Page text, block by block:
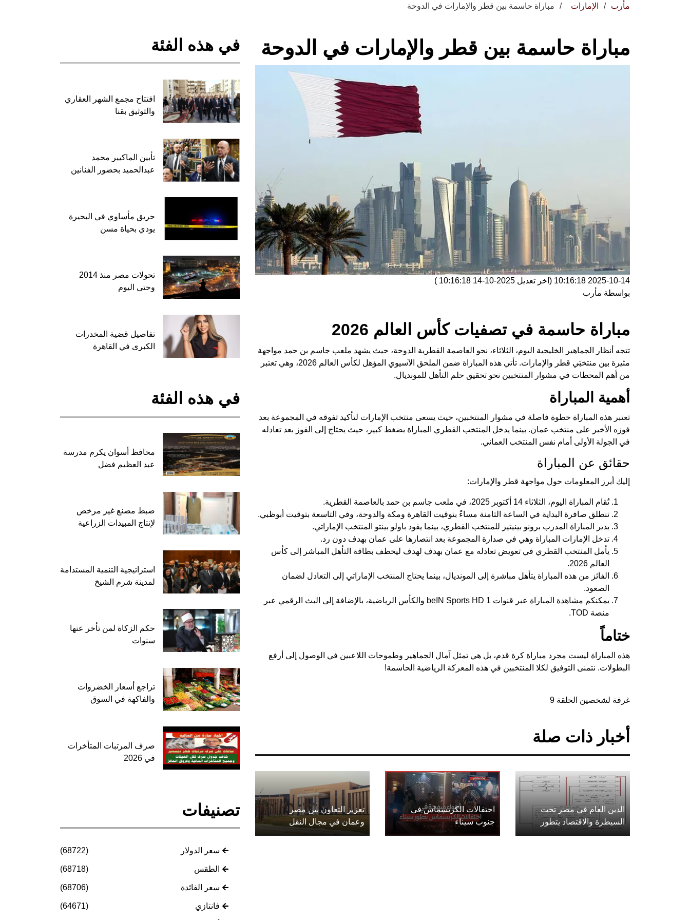
مأرب الإمارات مباراة حاسمة بين قطر والإمارات في الدوحة
مباراة حاسمة بين قطر والإمارات في الدوحة
2025-10-14 10:16:18 (اخر تعديل 2025-10-14 10:16:18
)
بواسطة مأرب
مباراة حاسمة في تصفيات كأس العالم 2026
تتجه أنظار الجماهير الخليجية اليوم، الثلاثاء، نحو العاصمة القطرية الدوحة، حيث يشهد ملعب جاسم بن حمد مواجهة
مثيرة بين منتخبَي قطر والإمارات. تأتي هذه المباراة ضمن الملحق الآسيوي المؤهل لكأس العالم 2026، وهي تعتبر
من أهم المحطات في مشوار المنتخبين نحو تحقيق حلم التأهل للمونديال.
أهمية المباراة
تعتبر هذه المباراة خطوة فاصلة في مشوار المنتخبين، حيث يسعى منتخب الإمارات لتأكيد تفوقه في المجموعة بعد
فوزه الأخير على منتخب عمان. بينما يدخل المنتخب القطري المباراة بضغط كبير، حيث يحتاج إلى الفوز بعد تعادله
في الجولة الأولى أمام نفس المنتخب العماني.
حقائق عن المباراة
إليك أبرز المعلومات حول مواجهة قطر والإمارات:
تُقام المباراة اليوم، الثلاثاء 14 أكتوبر 2025، في ملعب جاسم بن حمد بالعاصمة القطرية.
تنطلق صافرة البداية في الساعة الثامنة مساءً بتوقيت القاهرة ومكة والدوحة، وفي التاسعة بتوقيت أبوظبي.
يدير المباراة المدرب برونو بينيتيز للمنتخب القطري، بينما يقود باولو بينتو المنتخب الإماراتي.
تدخل الإمارات المباراة وهي في صدارة المجموعة بعد انتصارها على عمان بهدف دون رد.
يأمل المنتخب القطري في تعويض تعادله مع عمان بهدف لهدف ليخطف بطاقة التأهل المباشر إلى كأس
العالم 2026.
الفائز من هذه المباراة يتأهل مباشرة إلى المونديال، بينما يحتاج المنتخب الإماراتي إلى التعادل لضمان
الصعود.
يمكنكم مشاهدة المباراة عبر قنوات beIN Sports HD 1 والكأس الرياضية، بالإضافة إلى البث الرقمي عبر
منصة TOD.
ختاماً
هذه المباراة ليست مجرد مباراة كرة قدم، بل هي تمثل آمال الجماهير وطموحات اللاعبين في الوصول إلى أرفع
البطولات. نتمنى التوفيق لكلا المنتخبين في هذه المعركة الرياضية الحاسمة!
غرفة لشخصين الحلقة 9
أخبار ذات صلة
الدين العام في مصر تحت
السيطرة والاقتصاد يتطور
احتفالات الكريسماس في
جنوب سيناء
تعزيز التعاون بين مصر
وعمان في مجال النقل
في هذه الفئة
افتتاح مجمع الشهر العقاري
والتوثيق بقنا
تأبين الماكيير محمد
عبدالحميد بحضور الفنانين
حريق مأساوي في البحيرة
يودي بحياة مسن
تحولات مصر منذ 2014
وحتى اليوم
تفاصيل قضية المخدرات
الكبرى في القاهرة
في هذه الفئة
محافظ أسوان يكرم مدرسة
عبد العظيم فضل
ضبط مصنع غير مرخص
لإنتاج المبيدات الزراعية
استراتيجية التنمية المستدامة
لمدينة شرم الشيخ
حكم الزكاة لمن تأخر عنها
سنوات
تراجع أسعار الخضروات
والفاكهة في السوق
صرف المرتبات المتأخرات
في 2026
تصنيفات
سعر الدولار (68722)
الطقس (68718)
سعر الفائدة (68706)
فانتازي (64671)